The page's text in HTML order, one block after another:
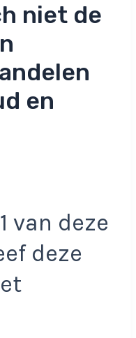
niet de
en
van deze
deze